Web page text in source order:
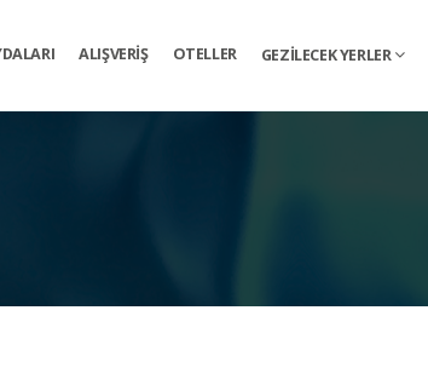
ALIŞVERIŞ OTELLER GEZILECEK YERLER